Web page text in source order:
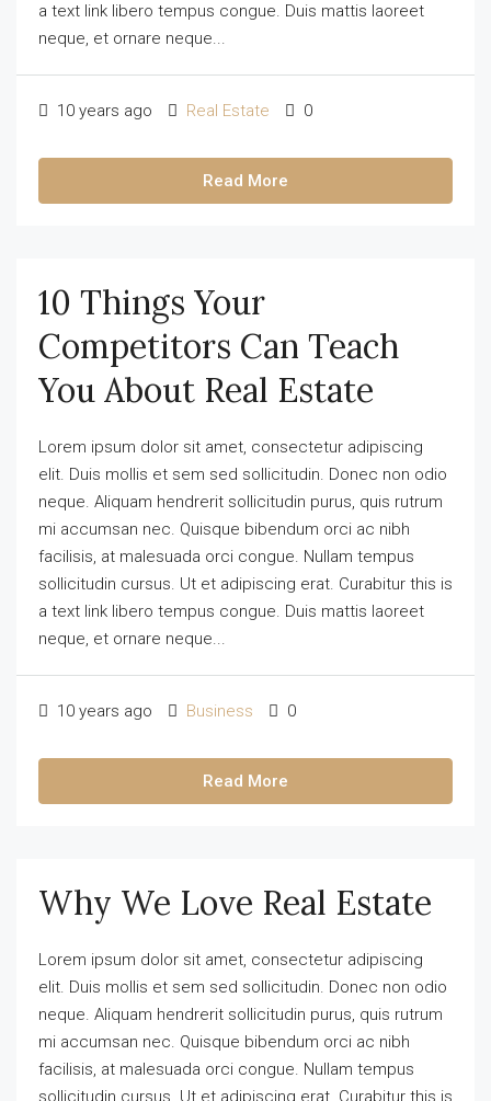
a text link libero tempus congue. Duis mattis laoreet
neque, et ornare neque...
10 years ago Real Estate 0
Read More
10 Things Your
Competitors Can Teach
You About Real Estate
Lorem ipsum dolor sit amet, consectetur adipiscing
elit. Duis mollis et sem sed sollicitudin. Donec non odio
neque. Aliquam hendrerit sollicitudin purus, quis rutrum
mi accumsan nec. Quisque bibendum orci ac nibh
facilisis, at malesuada orci congue. Nullam tempus
sollicitudin cursus. Ut et adipiscing erat. Curabitur this is
a text link libero tempus congue. Duis mattis laoreet
neque, et ornare neque...
10 years ago Business 0
Read More
Why We Love Real Estate
Lorem ipsum dolor sit amet, consectetur adipiscing
elit. Duis mollis et sem sed sollicitudin. Donec non odio
neque. Aliquam hendrerit sollicitudin purus, quis rutrum
mi accumsan nec. Quisque bibendum orci ac nibh
facilisis, at malesuada orci congue. Nullam tempus
sollicitudin cursus. Ut et adipiscing erat. Curabitur this is